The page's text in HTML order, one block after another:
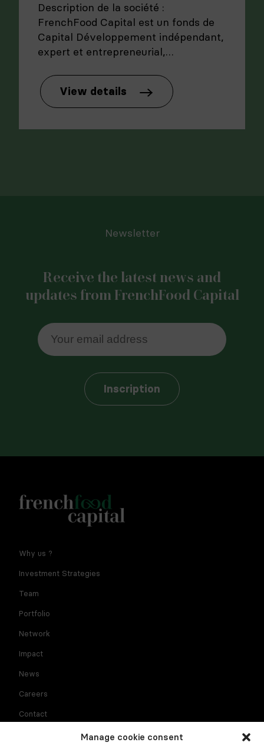
Manage cookie consent
Description de la société :
FrenchFood Capital est un fonds de
Capital Développement indépendant,
expert et entrepreneurial,…
View details
Newsletter
Receive the latest news and
updates from FrenchFood Capital
Inscription
Notre newsletter est réservée aux dirigeants et
adresse e-mail vous consentez à recevoir la newsletter par
données à caractère personnel et sur vos droits, consultez
Why us ?
Investment Strategies
Team
Portfolio
Network
Impact
News
Careers
Contact